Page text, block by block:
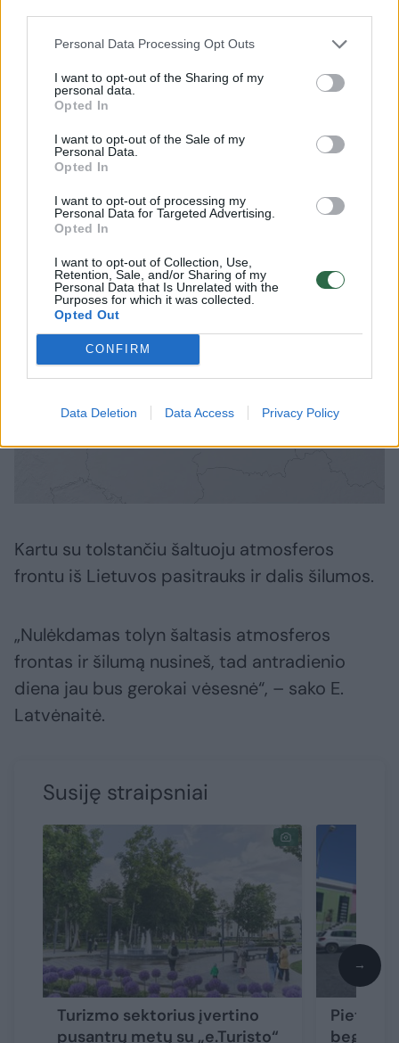
Personal Data Processing Opt Outs
I want to opt-out of the Sharing of my
personal data.
Opted In
I want to opt-out of the Sale of my
Personal Data.
Opted In
I want to opt-out of processing my
Personal Data for Targeted Advertising.
Opted In
I want to opt-out of Collection, Use,
Retention, Sale, and/or Sharing of my
Personal Data that Is Unrelated with the
Purposes for which it was collected.
Opted Out
CONFIRM
Data Deletion Data Access Privacy Policy
Antradienio dieną lietus taip pat kartosis
protarpiais, o įdienojus kai kur vėl nugriaudės
perkūnija. Vėjas sustiprės, pūs iš vakarų ir
šiaurės vakarų.
Antradienį – nemalonūs orų pokyčiai: kai
kur lietus bus gausus
Kartu su tolstančiu šaltuoju atmosferos
frontu iš Lietuvos pasitrauks ir dalis šilumos.
„Nulėkdamas tolyn šaltasis atmosferos
frontas ir šilumą nusineš, tad antradienio
diena jau bus gerokai vėsesnė“, – sako E.
Latvėnaitė.
Susiję straipsniai
Turizmo sektorius įvertino
pusantrų metų su „e.Turisto“
Pietų
→